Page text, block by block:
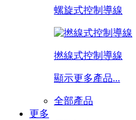
螺旋式控制導線
撚線式控制導線
顯示更多產品...
全部產品
更多